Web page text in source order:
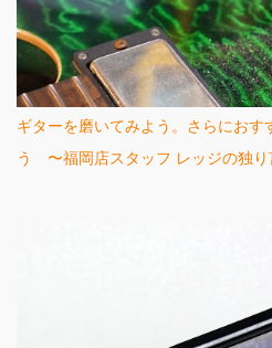
ギターを磨いてみよう。さらにおす
う 〜福岡店スタッフ レッジの独り